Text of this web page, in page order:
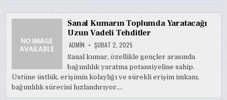
Sanal Kumarın Toplumda Yaratacağı
Uzun Vadeli Tehditler
ADMIN ŞUBAT 2, 2025
Sanal kumar, özellikle gençler arasında
bağımlılık yaratma potansiyeline sahip.
Üstüne üstlük, erişimin kolaylığı ve sürekli erişim imkanı,
bağımlılık sürecini hızlandırıyor….